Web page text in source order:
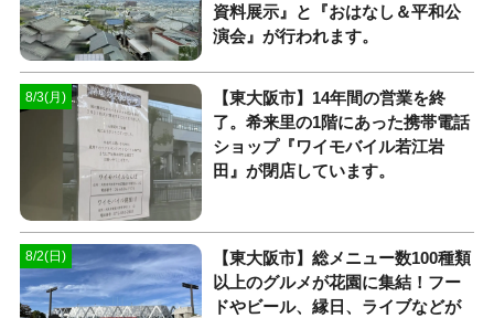
資料展示』と『おはなし＆平和公
演会』が行われます。
8/3(月)
【東大阪市】14年間の営業を終
了。希来里の1階にあった携帯電話
ショップ『ワイモバイル若江岩
田』が閉店しています。
8/2(日)
【東大阪市】総メニュー数100種類
以上のグルメが花園に集結！フー
ドやビール、縁日、ライブなどが